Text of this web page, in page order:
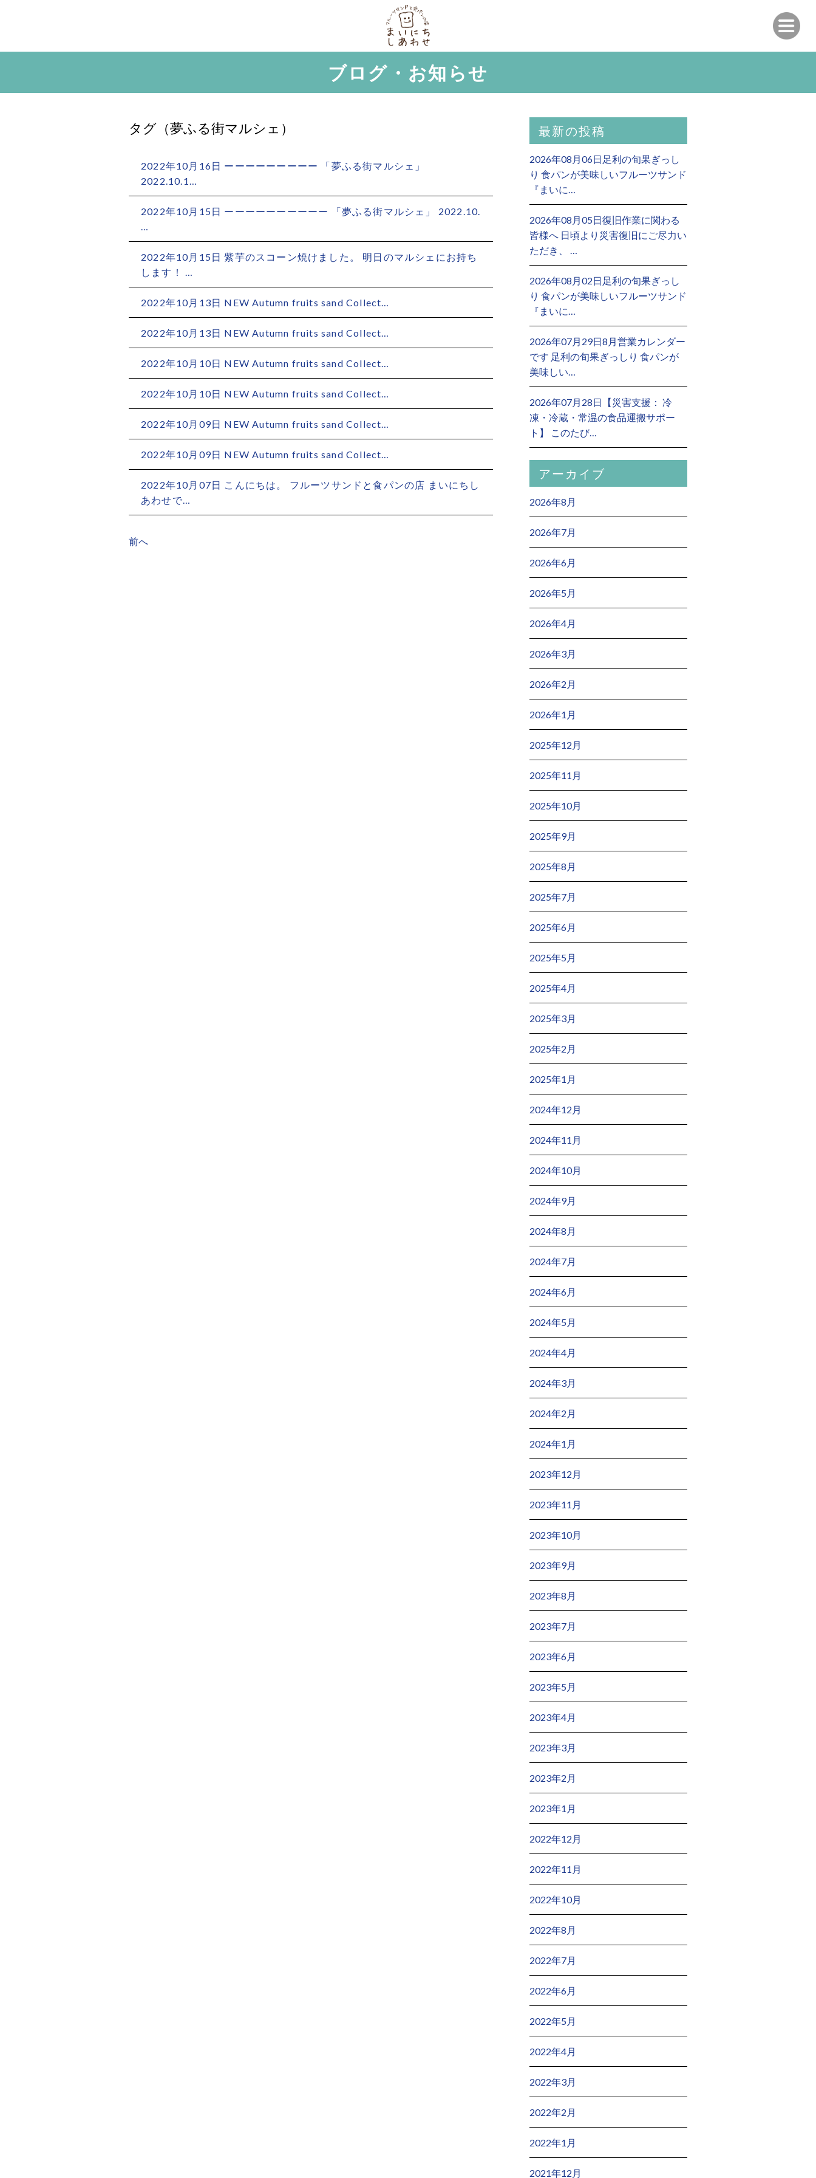
ブログ・お知らせ
タグ（夢ふる街マルシェ）
2022年10月16日 ーーーーーーーーー 「夢ふる街マルシェ」
2022.10.1…
2022年10月15日 ーーーーーーーーーー 「夢ふる街マルシェ」 2022.10.
…
2022年10月15日 紫芋のスコーン焼けました。 明日のマルシェにお持ち
します！ …
2022年10月13日 NEW Autumn fruits sand Collect…
2022年10月13日 NEW Autumn fruits sand Collect…
2022年10月10日 NEW Autumn fruits sand Collect…
2022年10月10日 NEW Autumn fruits sand Collect…
2022年10月09日 NEW Autumn fruits sand Collect…
2022年10月09日 NEW Autumn fruits sand Collect…
2022年10月07日 こんにちは。 フルーツサンドと食パンの店 まいにちし
あわせで…
前へ
最新の投稿
2026年08月06日足利の旬果ぎっし
り 食パンが美味しいフルーツサンド
『まいに…
2026年08月05日復旧作業に関わる
皆様へ 日頃より災害復旧にご尽力い
ただき、 …
2026年08月02日足利の旬果ぎっし
り 食パンが美味しいフルーツサンド
『まいに…
2026年07月29日8月営業カレンダー
です 足利の旬果ぎっしり 食パンが
美味しい…
2026年07月28日【災害支援： 冷
凍・冷蔵・常温の食品運搬サポー
ト】 このたび…
アーカイブ
2026年8月
2026年7月
2026年6月
2026年5月
2026年4月
2026年3月
2026年2月
2026年1月
2025年12月
2025年11月
2025年10月
2025年9月
2025年8月
2025年7月
2025年6月
2025年5月
2025年4月
2025年3月
2025年2月
2025年1月
2024年12月
2024年11月
2024年10月
2024年9月
2024年8月
2024年7月
2024年6月
2024年5月
2024年4月
2024年3月
2024年2月
2024年1月
2023年12月
2023年11月
2023年10月
2023年9月
2023年8月
2023年7月
2023年6月
2023年5月
2023年4月
2023年3月
2023年2月
2023年1月
2022年12月
2022年11月
2022年10月
2022年8月
2022年7月
2022年6月
2022年5月
2022年4月
2022年3月
2022年2月
2022年1月
2021年12月